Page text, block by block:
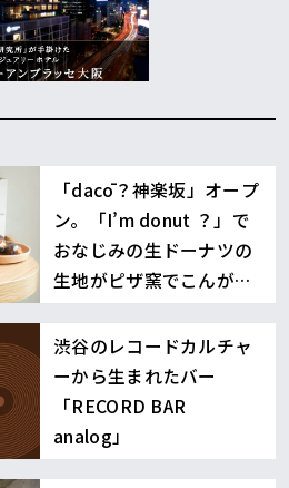
「dacō？神楽坂」オープ
ン。「I’m donut ？」で
おなじみの生ドーナツの
生地がピザ窯でこんが
り！
渋谷のレコードカルチャ
ーから生まれたバー
「RECORD BAR
analog」